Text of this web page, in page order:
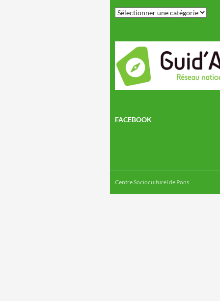
Rechercher
un
FACEBOOK
Centre Socioculturel de Pons